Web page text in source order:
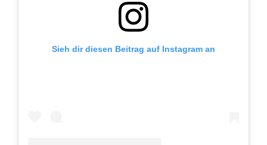
Sieh dir diesen Beitrag auf Instagram an